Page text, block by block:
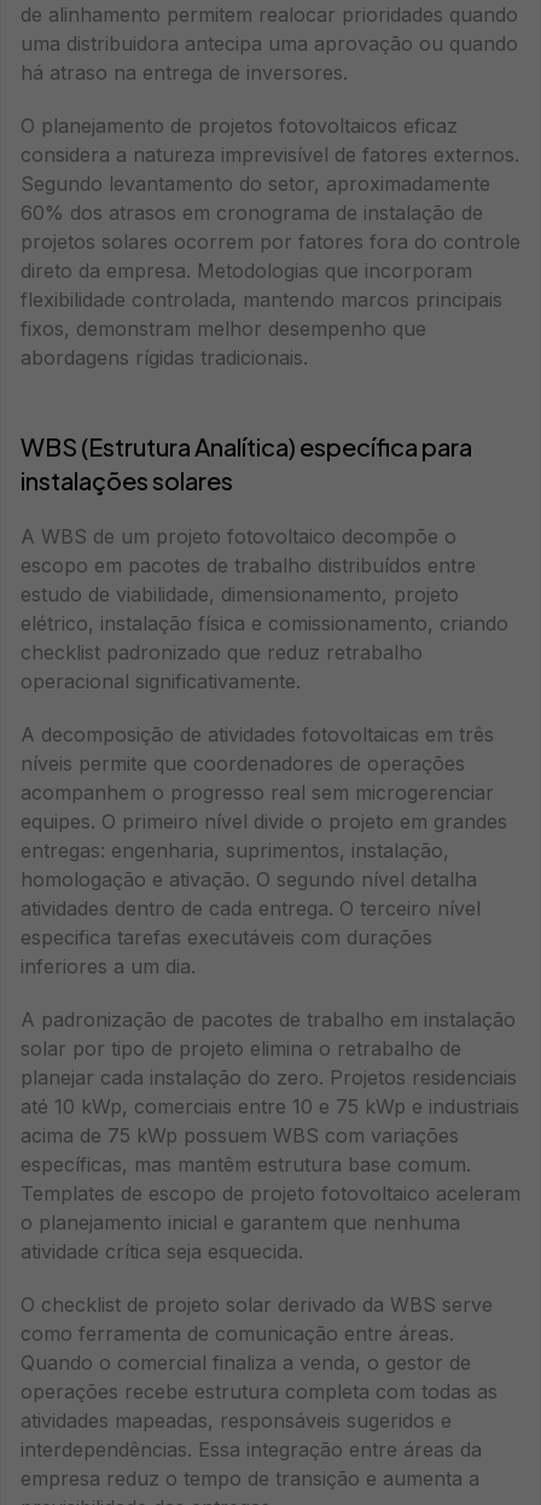
de alinhamento permitem realocar prioridades quando
uma distribuidora antecipa uma aprovação ou quando
há atraso na entrega de inversores.
O planejamento de projetos fotovoltaicos eficaz
considera a natureza imprevisível de fatores externos.
Segundo levantamento do setor, aproximadamente
60% dos atrasos em cronograma de instalação de
projetos solares ocorrem por fatores fora do controle
direto da empresa. Metodologias que incorporam
flexibilidade controlada, mantendo marcos principais
fixos, demonstram melhor desempenho que
abordagens rígidas tradicionais.
WBS (Estrutura Analítica) específica para
instalações solares
A WBS de um projeto fotovoltaico decompõe o
escopo em pacotes de trabalho distribuídos entre
estudo de viabilidade, dimensionamento, projeto
elétrico, instalação física e comissionamento, criando
checklist padronizado que reduz retrabalho
operacional significativamente.
A decomposição de atividades fotovoltaicas em três
níveis permite que coordenadores de operações
acompanhem o progresso real sem microgerenciar
equipes. O primeiro nível divide o projeto em grandes
entregas: engenharia, suprimentos, instalação,
homologação e ativação. O segundo nível detalha
atividades dentro de cada entrega. O terceiro nível
especifica tarefas executáveis com durações
inferiores a um dia.
A padronização de pacotes de trabalho em instalação
solar por tipo de projeto elimina o retrabalho de
planejar cada instalação do zero. Projetos residenciais
até 10 kWp, comerciais entre 10 e 75 kWp e industriais
acima de 75 kWp possuem WBS com variações
específicas, mas mantêm estrutura base comum.
Templates de escopo de projeto fotovoltaico aceleram
o planejamento inicial e garantem que nenhuma
atividade crítica seja esquecida.
O checklist de projeto solar derivado da WBS serve
como ferramenta de comunicação entre áreas.
Quando o comercial finaliza a venda, o gestor de
operações recebe estrutura completa com todas as
atividades mapeadas, responsáveis sugeridos e
interdependências. Essa integração entre áreas da
empresa reduz o tempo de transição e aumenta a